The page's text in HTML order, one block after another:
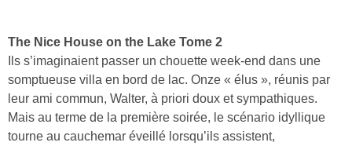
The Nice House on the Lake Tome 2
Ils s’imaginaient passer un chouette week-end dans une
somptueuse villa en bord de lac. Onze « élus », réunis par
leur ami commun, Walter, à priori doux et sympathiques.
Mais au terme de la première soirée, le scénario idyllique
tourne au cauchemar éveillé lorsqu’ils assistent,